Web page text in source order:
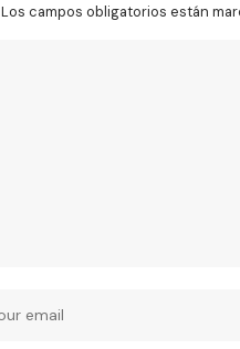
Los campos obligatorios están